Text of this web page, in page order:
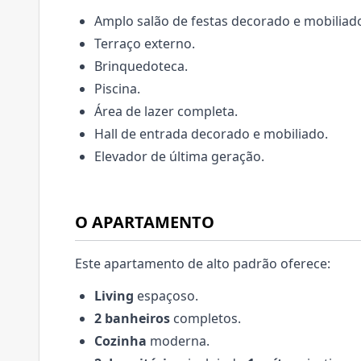
Amplo salão de festas decorado e
Terraço externo.
Brinquedoteca.
Piscina.
Área de lazer completa.
Hall de entrada decorado e mobiliado.
Elevador de última geração.
O APARTAMENTO
Este apartamento de alto padrão oferece:
Living espaçoso.
2 banheiros completos.
Cozinha moderna.